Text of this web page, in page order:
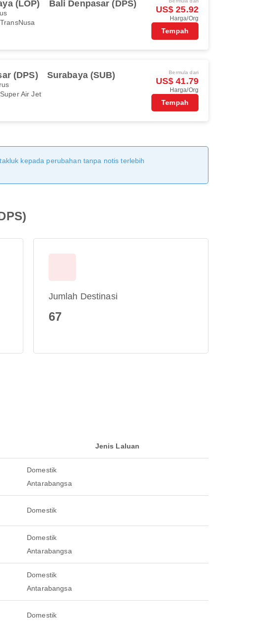
(LOP) Bali Denpasar (DPS)
TransNusa
US$ 25.92
Harga/Org
Tempah
(DPS) Surabaya (SUB)
Super Air Jet
Bermula dari
US$ 41.79
Harga/Org
Tempah
kepada perubahan tanpa notis terlebih
Jumlah Destinasi
67
Jenis Laluan
Domestik
Antarabangsa
Domestik
Domestik
Antarabangsa
Domestik
Antarabangsa
Domestik